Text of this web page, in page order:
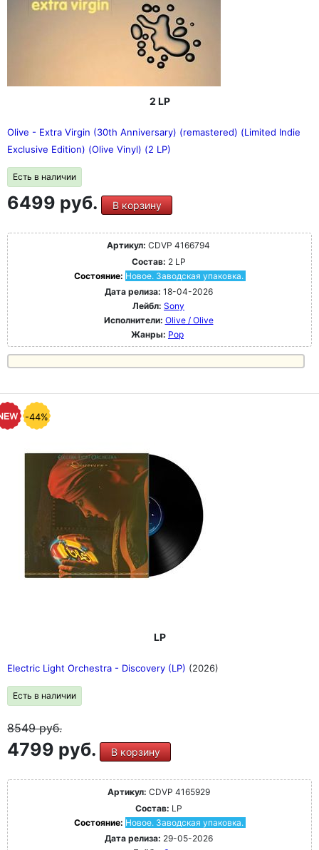
2 LP
Olive - Extra Virgin (30th Anniversary) (remastered) (Limited Indie
Exclusive Edition) (Olive Vinyl) (2 LP)
Есть в наличии
6499 руб. В корзину
Артикул: CDVP 4166794
Состав: 2 LP
Состояние: Новое. Заводская упаковка.
Дата релиза: 18-04-2026
Лейбл: Sony
Исполнители: Olive / Olive
Жанры: Pop
-44%
LP
Electric Light Orchestra - Discovery (LP) (2026)
Есть в наличии
8549руб.
4799 руб. В корзину
Артикул: CDVP 4165929
Состав: LP
Состояние: Новое. Заводская упаковка.
Дата релиза: 29-05-2026